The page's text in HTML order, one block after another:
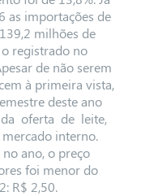
as importações de
139,2 milhões de
registrado no
de não serem
à primeira vista,
deste ano
oferta de leite,
interno.
ano, o preço
foi menor do
R$ 2,50.